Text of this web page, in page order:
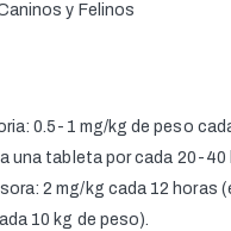
y Felinos
0.5-1 mg/kg de peso
una tableta por cada 20-40
2 mg/kg cada 12 horas
10 kg de peso).